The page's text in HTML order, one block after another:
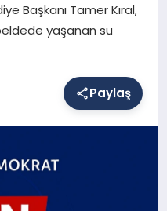
Başkanı Tamer Kıral,
yaşanan su
Paylaş